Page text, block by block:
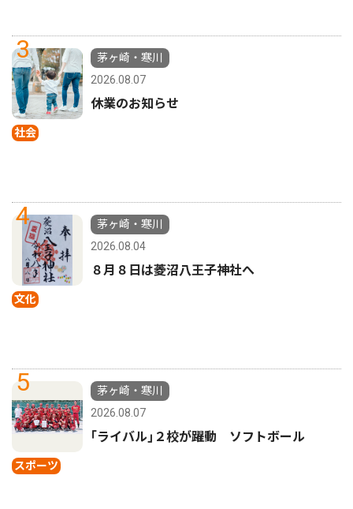
3
社会
茅ヶ崎・寒川
2026.08.07
休業のお知らせ
4
文化
茅ヶ崎・寒川
2026.08.04
８月８日は菱沼八王子神社へ
5
スポーツ
茅ヶ崎・寒川
2026.08.07
｢ライバル｣２校が躍動 ソフトボール